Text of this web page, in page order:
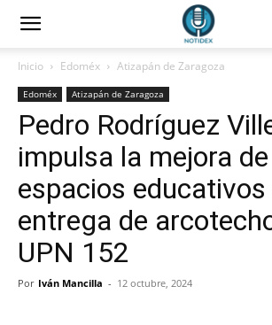
Inicio Edoméx Atizapán de Zaragoza
Edoméx Atizapán de Zaragoza
Pedro Rodríguez
impulsa la mejora de
espacios
entrega de
UPN 152
Por Iván Mancilla - 12 octubre, 2024